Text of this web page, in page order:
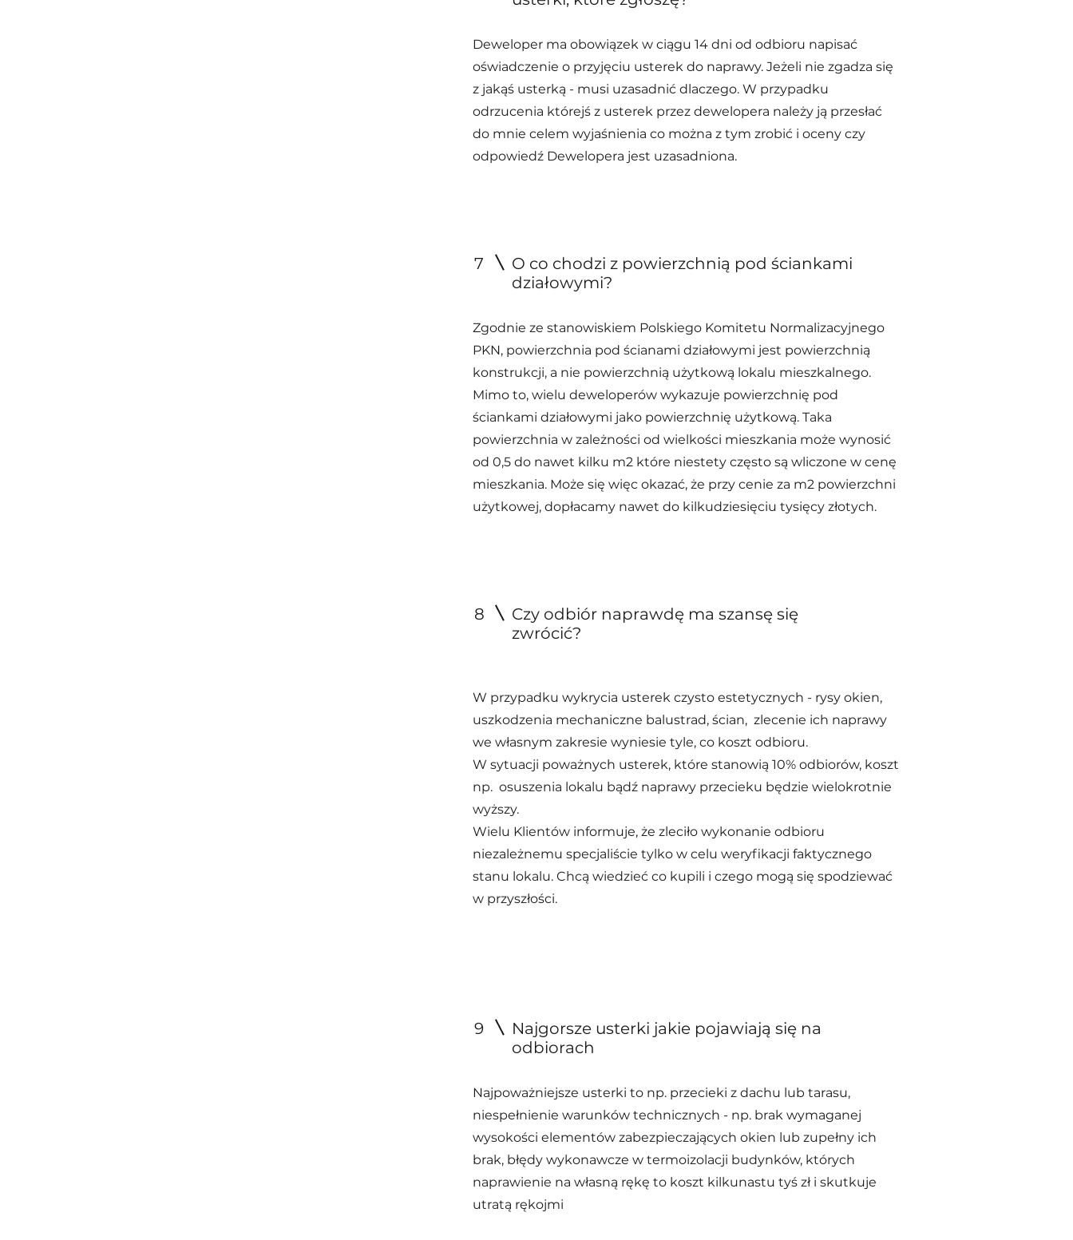
Deweloper ma obowiązek w ciągu 14 dni od odbioru napisać
oświadczenie o przyjęciu usterek do naprawy. Jeżeli nie zgadza się
z jakąś usterką - musi uzasadnić dlaczego. W przypadku
odrzucenia którejś z usterek przez dewelopera należy ją przesłać
do mnie celem wyjaśnienia co można z tym zrobić i oceny czy
odpowiedź Dewelopera jest uzasadniona.
7
O co chodzi z powierzchnią pod ściankami
działowymi?​
Zgodnie ze stanowiskiem Polskiego Komitetu Normalizacyjnego
PKN, powierzchnia pod ścianami działowymi jest powierzchnią
konstrukcji, a nie powierzchnią użytkową lokalu mieszkalnego.
Mimo to, wielu deweloperów wykazuje powierzchnię pod
ściankami działowymi jako powierzchnię użytkową. Taka
powierzchnia w zależności od wielkości mieszkania może wynosić
od 0,5 do nawet kilku m2 które niestety często są wliczone w cenę
mieszkania. Może się więc okazać, że przy cenie za m2 powierzchni
użytkowej, dopłacamy nawet do kilkudziesięciu tysięcy złotych.
8
Czy odbiór naprawdę ma szansę się
zwrócić?
W przypadku wykrycia usterek czysto estetycznych - rysy okien,
uszkodzenia mechaniczne balustrad, ścian, zlecenie ich naprawy
we własnym zakresie wyniesie tyle, co koszt odbioru.
W sytuacji poważnych usterek, które stanowią 10% odbiorów, koszt
np. osuszenia lokalu bądź naprawy przecieku będzie wielokrotnie
wyższy.
Wielu Klientów informuje, że zleciło wykonanie odbioru
niezależnemu specjaliście tylko w celu weryfikacji faktycznego
stanu lokalu. Chcą wiedzieć co kupili i czego mogą się spodziewać
w przyszłości.
9
Najgorsze usterki jakie pojawiają się na
odbiorach
Najpoważniejsze usterki to np. przecieki z dachu lub tarasu,
niespełnienie warunków technicznych - np. brak wymaganej
wysokości elementów zabezpieczających okien lub zupełny ich
brak, błędy wykonawcze w termoizolacji budynków, których
naprawienie na własną rękę to koszt kilkunastu tyś zł i skutkuje
utratą rękojmi ​